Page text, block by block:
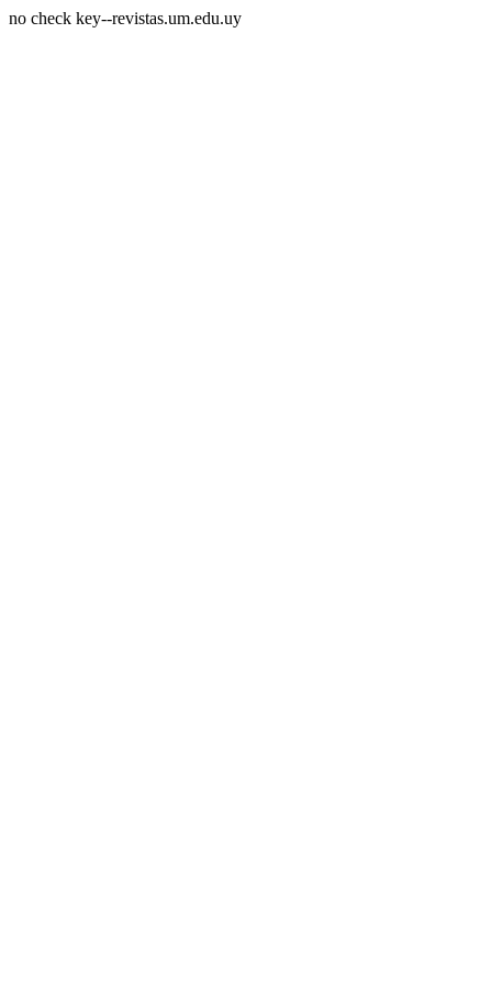
no check key--revistas.um.edu.uy